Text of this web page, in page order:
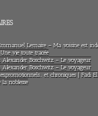
Lemaire – Ma voisine est
vie toute tracée
Alexander Boschwitz – Le voyageur
Alexander Boschwitz – Le voyageur
et chroniques | Fadi
la noblesse